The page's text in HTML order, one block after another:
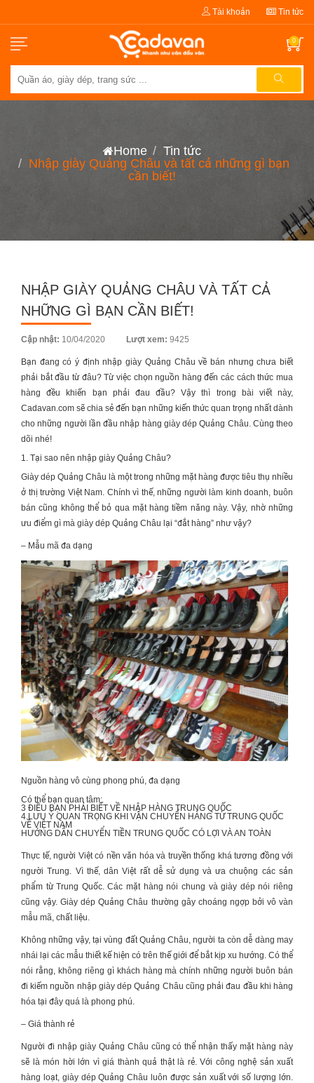
Tài khoản Tin tức
0
Home
Tin tức
Nhập giày Quảng Châu và tất cả những gì bạn
cần biết!
NHẬP GIÀY QUẢNG CHÂU VÀ TẤT CẢ
NHỮNG GÌ BẠN CẦN BIẾT!
Cập nhật: Posted
10/04/2020 Lượt xem: 9425
Bạn đang có ý địnhnhập giày Quảng Châu về bán nhưng chưa biết
phải bắt đầu từ đâu? Từ việc chọn nguồn hàng đến các cách thức mua
hàng đều khiến bạn phải đau đầu? Vậy thì trong bài viết này,
Cadavan.com sẽ chia sẻ đến bạn những kiến thức quan trọng nhất dành
cho những người lần đầunhập hàng giày dép Quảng Châu. Cùng theo
dõi nhé!
1. Tại sao nên nhập giày Quảng Châu?
Giày dép Quảng Châu là một trong những mặt hàng được tiêu thụ nhiều
ở thị trường Việt Nam. Chính vì thế, những người làm kinh doanh, buôn
bán cũng không thể bỏ qua mặt hàng tiềm năng này. Vậy, nhờ những
ưu điểm gì mà giày dép Quảng Châu lại “đắt hàng” như vậy?
– Mẫu mã đa dạng
Nguồn hàng vô cùng phong phú, đa dạng
Có thể bạn quan tâm:
3 ĐIỀU BẠN PHẢI BIẾT VỀ NHẬP HÀNG TRUNG QUỐC
4 LƯU Ý QUAN TRỌNG KHI VẬN CHUYỂN HÀNG TỪ TRUNG QUỐC
VỀ VIỆT NAM
HƯỚNG DẪN CHUYỂN TIỀN TRUNG QUỐC CÓ LỢI VÀ AN TOÀN
Thực tế, người Việt có nền văn hóa và truyền thống khá tương đồng với
người Trung. Vì thế, dân Việt rất dễ sử dụng và ưa chuộng các sản
phẩm từ Trung Quốc. Các mặt hàng nói chung và giày dép nói riêng
cũng vậy. Giày dép Quảng Châu thường gây choáng ngợp bởi vô vàn
mẫu mã, chất liệu.
Không những vậy, tại vùng đất Quảng Châu, người ta còn dễ dàng may
nhái lại các mẫu thiết kế hiện có trên thế giới để bắt kịp xu hướng. Có thể
nói rằng, không riêng gì khách hàng mà chính những người buôn bán
đi kiếm nguồn nhập giày dép Quảng Châu cũng phải đau đầu khi hàng
hóa tại đây quá là phong phú.
– Giá thành rẻ
Người đi nhập giày Quảng Châu cũng có thể nhận thấy mặt hàng này
sẽ là món hời lớn vì giá thành quả thật là rẻ. Với công nghệ sản xuất
hàng loạt, giày dép Quảng Châu luôn được sản xuất với số lượng lớn.